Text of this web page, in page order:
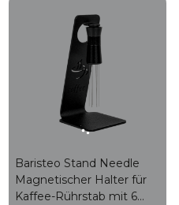
Baristeo Stand Needle
Magnetischer Halter für
Kaffee-Rührstab mit 6